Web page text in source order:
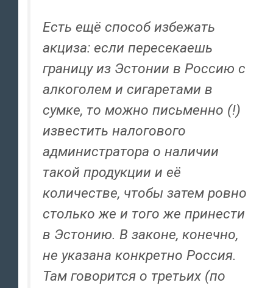
Есть ещё способ избежать
акциза: если пересекаешь
границу из Эстонии в Россию с
алкоголем и сигаретами в
сумке, то можно письменно (!)
известить налогового
администратора о наличии
такой продукции и её
количестве, чтобы затем ровно
столько же и того же принести
в Эстонию. В законе, конечно,
не указана конкретно Россия.
Там говорится о третьих (по